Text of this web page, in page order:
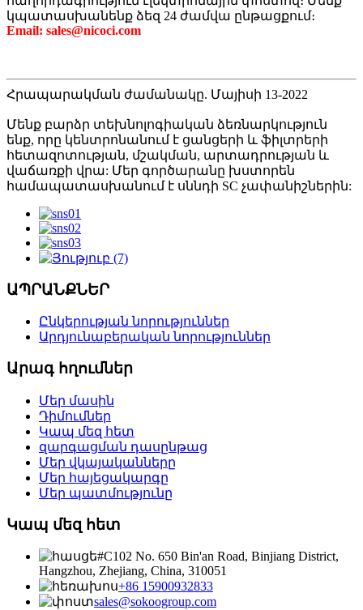
կպատասխանենք ձեզ 24 ժամվա ընթացքում։
Email: sales@nicoci.com
Հրապարակման ժամանակը. Մայիսի 13-2022
Մենք բարձր տեխնոլոգիական ձեռնարկություն
ենք, որը կենտրոնանում է ցանցերի և ֆիլտրերի
հետազոտության, մշակման, արտադրության և
վաճառքի վրա: Մեր գործարանը խստորեն
համապատասխանում է սննդի SC չափանիշներին:
ԱՊՐԱՆՔՆԵՐ
Ընկերության նորություններ
Արդյունաբերական նորություններ
Արագ հղումներ
Մեր մասին
Դիմումներ
Կապ մեզ հետ
զարգացման դասընթաց
Մեր վկայականները
Մեր հայեցակարգը
Մեր պատմությունը
Կապ մեզ հետ
#C102 No. 650 Bin'an Road, Binjiang District,
Hangzhou, Zhejiang, China, 310051
+86 15900932833
sales@sokoogroup.com